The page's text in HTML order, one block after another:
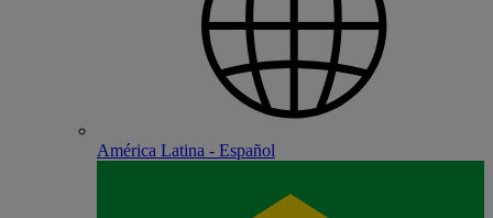
América Latina - Español